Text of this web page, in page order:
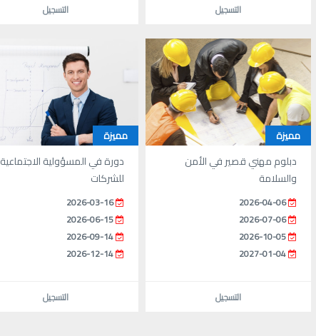
التسجيل التسجيل
مميزة
دبلوم مهني قصير في الأمن
والسلامة
2026-04-06
2026-07-06
2026-10-05
2027-01-04
التسجيل
مميزة
دورة في المسؤولية الاجتماعية
للشركات
2026-03-16
2026-06-15
2026-09-14
2026-12-14
التسجيل